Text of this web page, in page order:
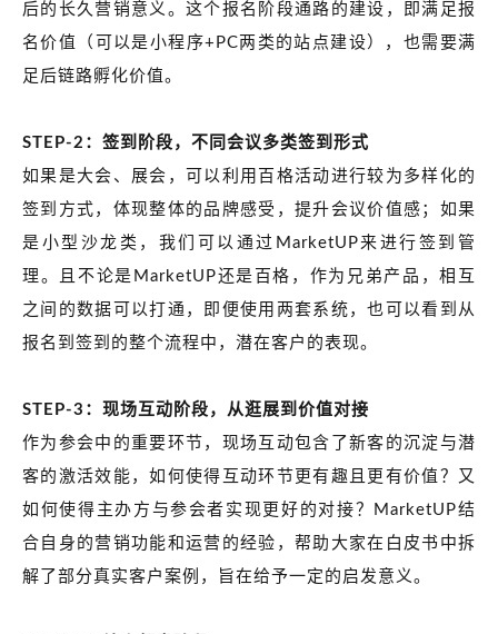
后的长久营销意义。这个报名阶段通路的建设，即满足报
名价值（可以是小程序+PC两类的站点建设），也需要满
足后链路孵化价值。
STEP-2：签到阶段，不同会议多类签到形式
如果是大会、展会，可以利用百格活动进行较为多样化的
签到方式，体现整体的品牌感受，提升会议价值感；如果
是小型沙龙类，我们可以通过MarketUP来进行签到管
理。且不论是MarketUP还是百格，作为兄弟产品，相互
之间的数据可以打通，即便使用两套系统，也可以看到从
报名到签到的整个流程中，潜在客户的表现。
STEP-3：现场互动阶段，从逛展到价值对接
作为参会中的重要环节，现场互动包含了新客的沉淀与潜
客的激活效能，如何使得互动环节更有趣且更有价值？又
如何使得主办方与参会者实现更好的对接？MarketUP结
合自身的营销功能和运营的经验，帮助大家在白皮书中拆
解了部分真实客户案例，旨在给予一定的启发意义。